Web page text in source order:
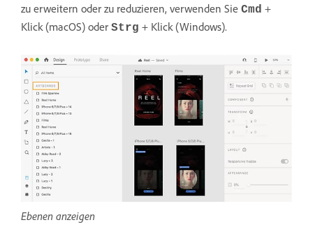
zu erweitern oder zu reduzieren, verwenden Sie Cmd +
Klick (macOS) oder Strg + Klick (Windows).
Ebenen anzeigen